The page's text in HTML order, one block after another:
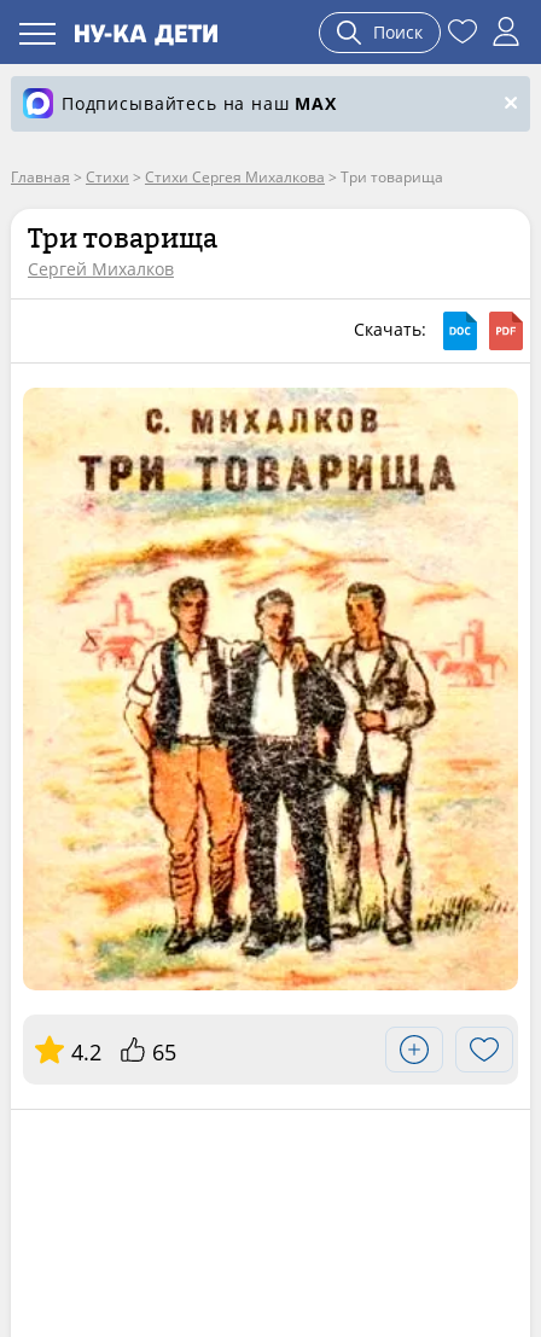
Поиск
Подписывайтесь на наш MAX
Главная > Стихи > Стихи Сергея Михалкова > Три товарища
Три товарища
Сергей Михалков
Скачать:
4.2 65